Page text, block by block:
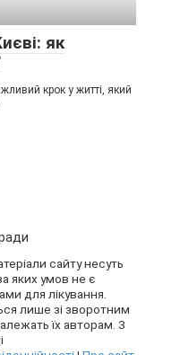
як
крок у житті, який
сайту несуть
яких умов не є
для лікування.
лише зі зворотним
їх авторам. З